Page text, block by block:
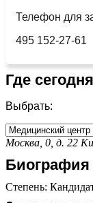
Телефон для
495 152-27-61
Где
Выбрать:
Москва, 0, д. 22
Биография
Степень: